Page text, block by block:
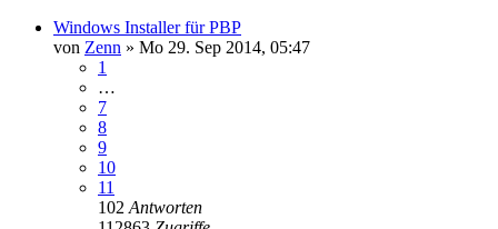
Windows Installer für PBP
von Zenn » Mo 29. Sep 2014, 05:47
1
…
7
8
9
10
11
102 Antworten